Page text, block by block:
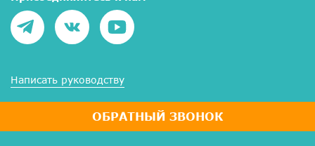
ОБРАТНЫЙ ЗВОНОК
Написать руководству